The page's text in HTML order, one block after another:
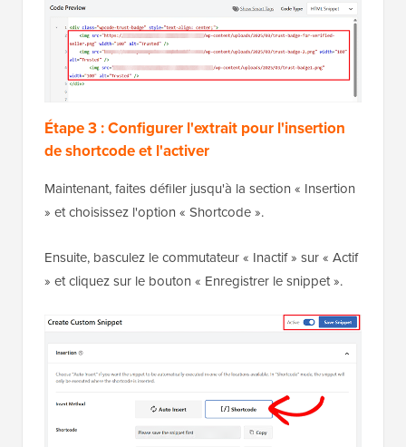
Étape 3 : Configurer l'extrait pour l'insertion
de shortcode et l'activer
Maintenant, faites défiler jusqu'à la section « Insertion
» et choisissez l'option « Shortcode ».
Ensuite, basculez le commutateur « Inactif » sur « Actif
» et cliquez sur le bouton « Enregistrer le snippet ».